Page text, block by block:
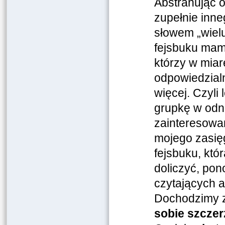
zupełnie
słowem
fejsbuku
którzy w
więcej. Czyli
grupkę w
mojego
fejsbuku,
doliczyć,
czytających
Dochodzimy
sobie